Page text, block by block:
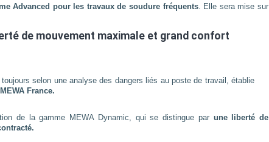
Advanced pour les travaux de soudure fréquents. Elle sera mise sur
de mouvement maximale et grand confort
selon une analyse des dangers liés au poste de travail, établie
France.
de la gamme MEWA Dynamic, qui se distingue par une liberté de